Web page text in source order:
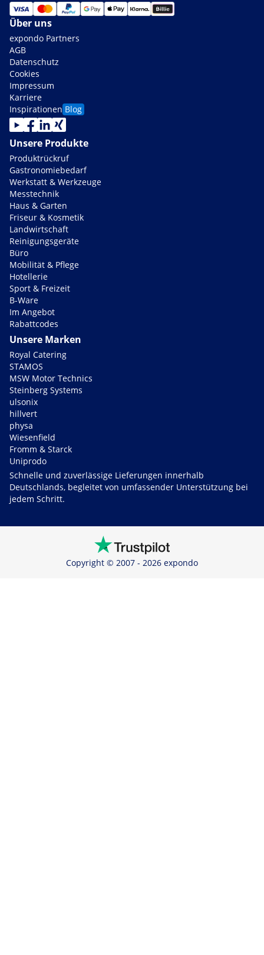
Über uns
expondo Partners
AGB
Datenschutz
Cookies
Impressum
Karriere
Inspirationen Blog
Unsere Produkte
Produktrückruf
Gastronomiebedarf
Werkstatt & Werkzeuge
Messtechnik
Haus & Garten
Friseur & Kosmetik
Landwirtschaft
Reinigungsgeräte
Büro
Mobilität & Pflege
Hotellerie
Sport & Freizeit
B-Ware
Im Angebot
Rabattcodes
Unsere Marken
Royal Catering
STAMOS
MSW Motor Technics
Steinberg Systems
ulsonix
hillvert
physa
Wiesenfield
Fromm & Starck
Uniprodo
Schnelle und zuverlässige Lieferungen innerhalb
Deutschlands, begleitet von umfassender Unterstützung bei
jedem Schritt.
Copyright © 2007 - 2026 expondo